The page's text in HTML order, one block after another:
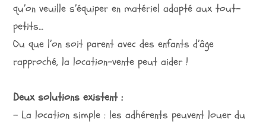
qu’on veuille s’équiper en matériel adapté aux tout-
petits…
Ou que l’on soit parent avec des enfants d’âge
rapproché, la location-vente peut aider !
Deux solutions existent :
– La location simple : les adhérents peuvent louer du